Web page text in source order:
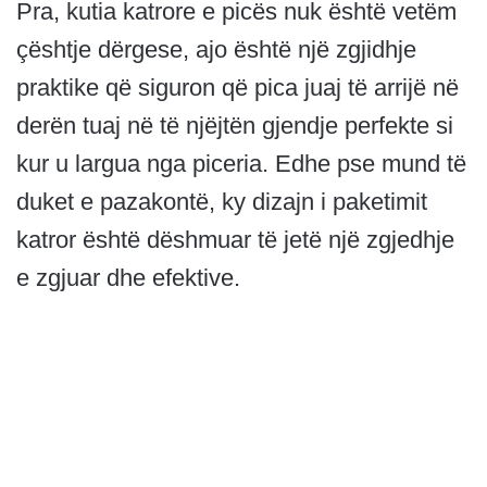
Pra, kutia katrore e picës nuk është vetëm
çështje dërgese, ajo është një zgjidhje
praktike që siguron që pica juaj të arrijë në
derën tuaj në të njëjtën gjendje perfekte si
kur u largua nga piceria. Edhe pse mund të
duket e pazakontë, ky dizajn i paketimit
katror është dëshmuar të jetë një zgjedhje
e zgjuar dhe efektive.